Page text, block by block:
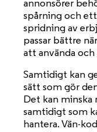
annonsörer
spårning och
spridning av
passar bättre
att använda
Samtidigt kan
sätt som gör
Det kan
samtidigt som
hantera. Vän-